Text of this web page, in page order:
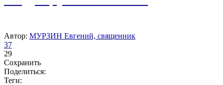
Автор: МУРЗИН Евгений, священник
37
29
Сохранить
Поделиться:
Теги: